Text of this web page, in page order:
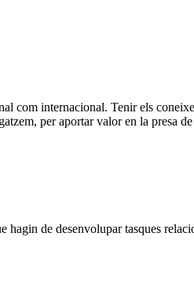
com internacional. Tenir els
per aportar valor en la presa
de desenvolupar tasques